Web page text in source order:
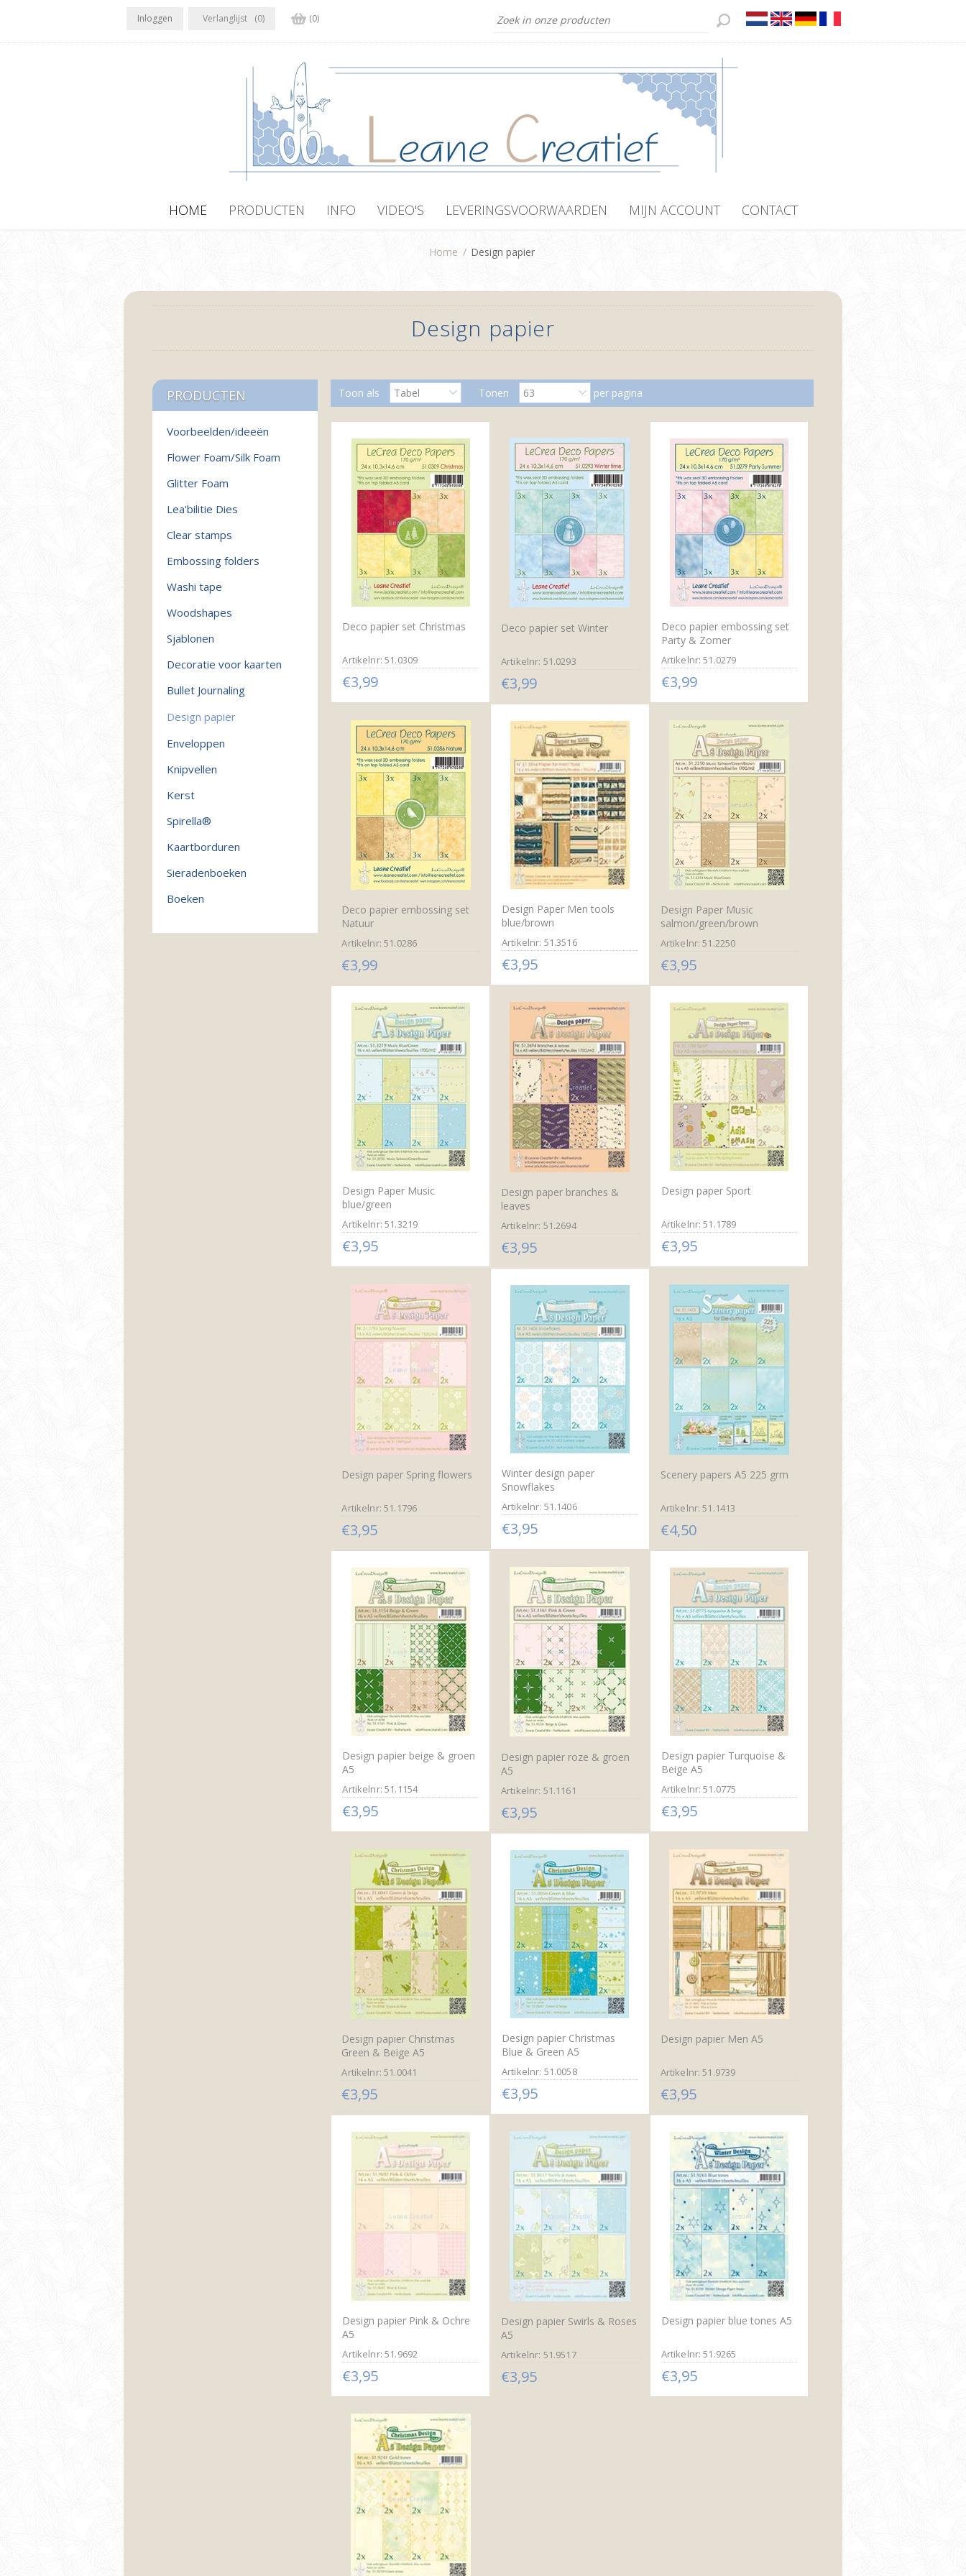
Inloggen Verlanglijst (0) (0)
HOME PRODUCTEN INFO VIDEO'S LEVERINGSVOORWAARDEN MIJN ACCOUNT CONTACT
Home / Design papier
Design papier
Toon als Tabel Tonen 63 per pagina
Deco papier set Christmas
Artikelnr: 51.0309
€3,99
Deco papier set Winter
Artikelnr: 51.0293
€3,99
Deco papier embossing set
Party & Zomer
Artikelnr: 51.0279
€3,99
Deco papier embossing set
Natuur
Artikelnr: 51.0286
€3,99
Design Paper Men tools
blue/brown
Artikelnr: 51.3516
€3,95
Design Paper Music
salmon/green/brown
Artikelnr: 51.2250
€3,95
Design Paper Music
blue/green
Artikelnr: 51.3219
€3,95
Design paper branches &
leaves
Artikelnr: 51.2694
€3,95
Design paper Sport
Artikelnr: 51.1789
€3,95
Design paper Spring flowers
Artikelnr: 51.1796
€3,95
Winter design paper
Snowflakes
Artikelnr: 51.1406
€3,95
Scenery papers A5 225 grm
Artikelnr: 51.1413
€4,50
Design papier beige & groen
A5
Artikelnr: 51.1154
€3,95
Design papier roze & groen
A5
Artikelnr: 51.1161
€3,95
Design papier Turquoise &
Beige A5
Artikelnr: 51.0775
€3,95
Design papier Christmas
Green & Beige A5
Artikelnr: 51.0041
€3,95
Design papier Christmas
Blue & Green A5
Artikelnr: 51.0058
€3,95
Design papier Men A5
Artikelnr: 51.9739
€3,95
Design papier Pink & Ochre
A5
Artikelnr: 51.9692
€3,95
Design papier Swirls & Roses
A5
Artikelnr: 51.9517
€3,95
Design papier blue tones A5
Artikelnr: 51.9265
€3,95
PRODUCTEN
Voorbeelden/ideeën
Flower Foam/Silk Foam
Glitter Foam
Lea'bilitie Dies
Clear stamps
Embossing folders
Washi tape
Woodshapes
Sjablonen
Decoratie voor kaarten
Bullet Journaling
Design papier
Enveloppen
Knipvellen
Kerst
Spirella®
Kaartborduren
Sieradenboeken
Boeken